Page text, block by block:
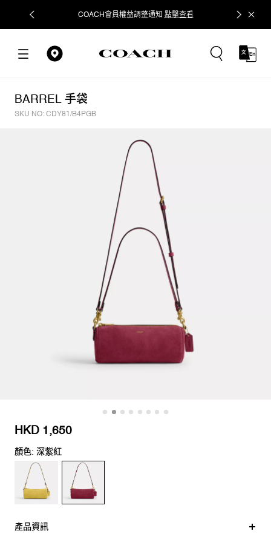
COACH會員權益調整通知 點擊查看 立即追蹤
BARREL 手袋
SKU NO: CDY81/B4PGB
HKD 1,650
顏色: 深紫紅
產品資訊